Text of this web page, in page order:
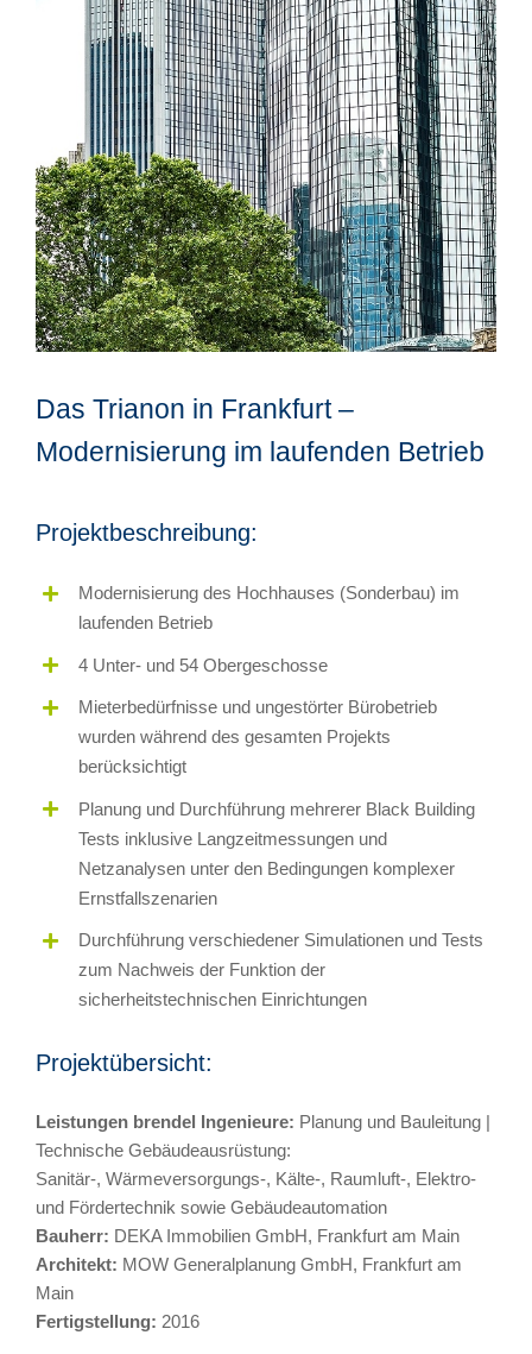
Das Trianon in Frankfurt –
Modernisierung im laufenden Betrieb
Projektbeschreibung:
Modernisierung des Hochhauses (Sonderbau) im
laufenden Betrieb
4 Unter- und 54 Obergeschosse
Mieterbedürfnisse und ungestörter Bürobetrieb
wurden während des gesamten Projekts
berücksichtigt
Planung und Durchführung mehrerer Black Building
Tests inklusive Langzeitmessungen und
Netzanalysen unter den Bedingungen komplexer
Ernstfallszenarien
Durchführung verschiedener Simulationen und Tests
zum Nachweis der Funktion der
sicherheitstechnischen Einrichtungen
Projektübersicht:
Leistungen brendel Ingenieure: Planung und Bauleitung |
Technische Gebäudeausrüstung:
Sanitär-, Wärmeversorgungs-, Kälte-, Raumluft-, Elektro-
und Fördertechnik sowie Gebäudeautomation
Bauherr: DEKA Immobilien GmbH, Frankfurt am Main
Architekt: MOW Generalplanung GmbH, Frankfurt am
Main
Fertigstellung: 2016